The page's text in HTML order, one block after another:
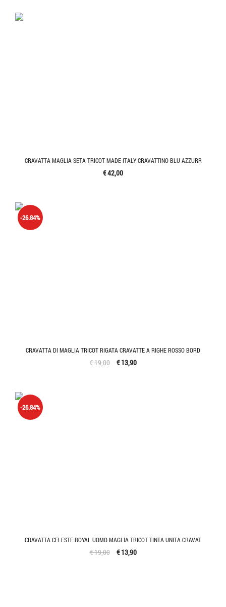
CRAVATTA MAGLIA SETA TRICOT MADE ITALY CRAVATTINO BLU AZZURR
€ 42,00
CRAVATTA DI MAGLIA TRICOT RIGATA CRAVATTE A RIGHE ROSSO BORD
-26.84%
€ 19,00 € 13,90
CRAVATTA CELESTE ROYAL UOMO MAGLIA TRICOT TINTA UNITA CRAVAT
-26.84%
€ 19,00 € 13,90